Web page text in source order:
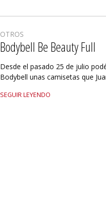
OTROS
Bodybell Be Beauty Full
Desde el pasado 25 de julio
Bodybell unas camisetas que
SEGUIR LEYENDO